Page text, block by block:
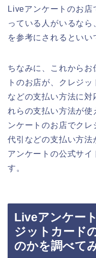
Liveアンケートのお店
っている人がいるな
を参考にされるといい
ちなみに、これから
トのお店が、クレジ
などの支払い方法に
れらの支払い方法が
ンケートのお店でクレ
代引などの支払い方
アンケートの公式サ
す。
Liveアンケー
ジットカード
のかを調べて